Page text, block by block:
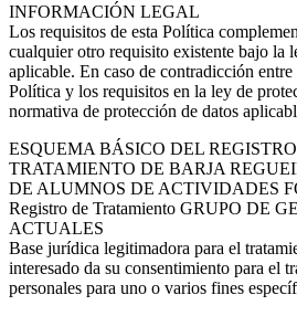
INFORMACIÓN LEGAL
Los requisitos de esta Política
cualquier otro requisito existente bajo la
aplicable. En caso de contradicción entre
Política y los requisitos en la ley de
normativa de protección de datos
ESQUEMA BÁSICO DEL
TRATAMIENTO DE BARJA
DE ALUMNOS DE ACTIVIDADES
Registro de Tratamiento GRUPO DE
ACTUALES
Base jurídica legitimadora para el
interesado da su consentimiento para el
personales para uno o varios fines